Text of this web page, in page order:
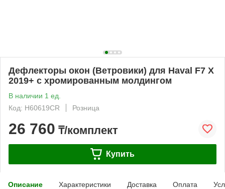
Дефлекторы окон (Ветровики) для Haval F7 X
2019+ с хромированным молдингом
В наличии 1 ед.
Код: H60619CR
Розница
26 760 ₸/комплект
Купить
Описание Характеристики Доставка Оплата